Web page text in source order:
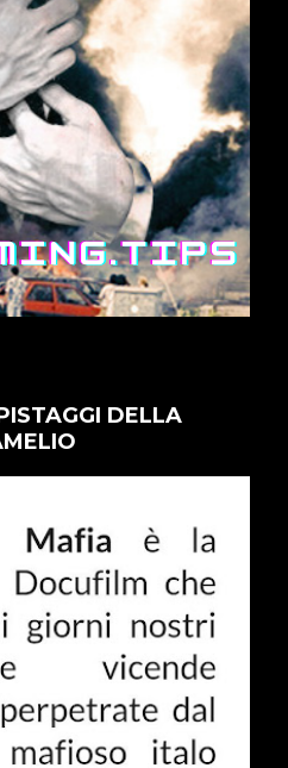
DELLA